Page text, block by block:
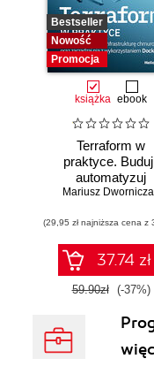
Bestseller
Nowość
Promocja
książka ebook
Terraform w
praktyce.
automatyzuj
infrastrukturę
zarządzaj nią z
Dockera
Mariusz
(29,95 zł najniższa cena z
37.74 zł
59.90zł (-37%)